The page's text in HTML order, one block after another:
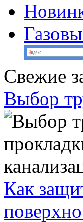
Свежие
Выбор
Как